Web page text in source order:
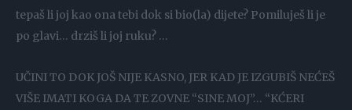
tepaš li joj kao ona tebi dok si bio(la) dijete? Pomiluješ li je
po glavi… drziš li joj ruku? …
UČINI TO DOK JOŠ NIJE KASNO, JER KAD JE IZGUBIŠ NEĆEŠ
VIŠE IMATI KOGA DA TE ZOVNE “SINE MOJ”… “KĆERI